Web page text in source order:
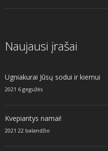
Naujausi įrašai
Ugniakurai Jūsų sodui ir kiemui
2021 6 gegužės
Kvepiantys namai!
2021 22 balandžio